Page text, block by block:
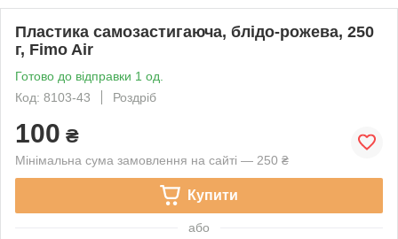
Пластика самозастигаюча, блідо-рожева, 250
г, Fimo Air
Готово до відправки 1 од.
Код: 8103-43
Роздріб
100 ₴
Мінімальна сума замовлення на сайті — 250 ₴
Купити
або